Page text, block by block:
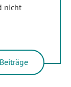
nicht